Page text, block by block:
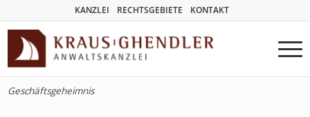
KANZLEI RECHTSGEBIETE KONTAKT
Geschäftsgeheimnis